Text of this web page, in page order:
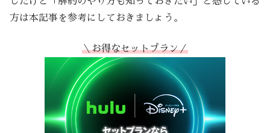
方は本記事を参考にしておきましょう。
＼お得なセットプラン／